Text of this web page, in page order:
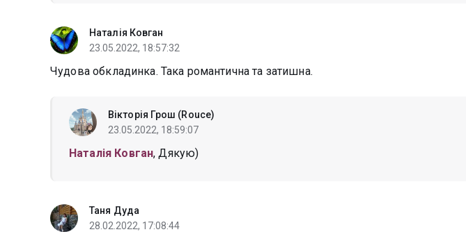
Наталія Ковган
23.05.2022, 18:57:32
Чудова обкладинка. Така романтична та затишна.
Вікторія Грош (Rouce)
23.05.2022, 18:59:07
Наталія Ковган, Дякую)
Таня Дуда
28.02.2022, 17:08:44